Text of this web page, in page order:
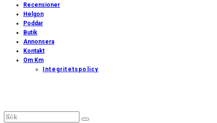
Recensioner
Helgon
Poddar
Butik
Annonsera
Kontakt
Om Km
Integritetspolicy